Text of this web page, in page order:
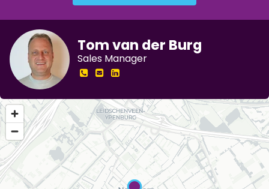
Tom van der Burg
Sales Manager